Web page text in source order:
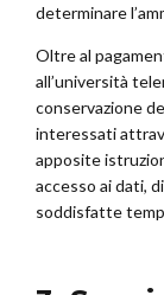
determinare
Oltre al
all’università
conservazione
interessati
apposite
accesso ai dati,
soddisfatte